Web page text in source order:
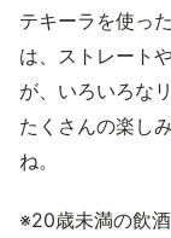
テキーラを使っ
は、ストレート
が、いろいろな
たくさんの楽し
ね。
※20歳未満の飲酒